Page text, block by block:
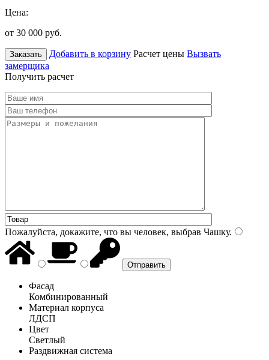
Цена:
от 30 000 руб.
Заказать Добавить в корзину Расчет цены Вызвать
замерщика
Получить расчет
Пожалуйста, докажите, что вы человек, выбрав Чашку.
Фасад
Комбинированный
Материал корпуса
ЛДСП
Цвет
Светлый
Раздвижная система